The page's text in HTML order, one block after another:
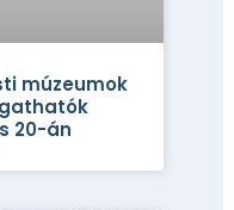
múzeumok
20-án